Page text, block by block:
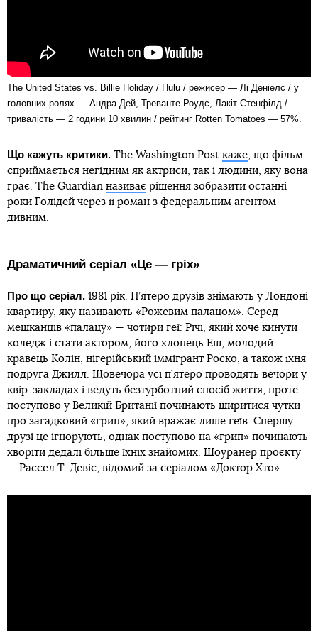
The United States vs. Billie Holiday / Hulu / режисер — Лі Деніелс / у
головних ролях — Андра Дей, Треванте Роудс, Лакіт Стенфілд /
тривалість — 2 години 10 хвилин / рейтинг Rotten Tomatoes — 57%.
Що кажуть критики. The Washington Post каже , що фільм
сприймається негідним як актриси, так і людини, яку вона
грає. The Guardian називає рішення зобразити останні
роки Голідей через її роман з федеральним агентом
дивним.
Драматичний серіал «Це — гріх»
Про що серіал. 1981 рік. П’ятеро друзів знімають у Лондоні
квартиру, яку називають «Рожевим палацом». Серед
мешканців «палацу» — чотири геї: Річі, який хоче кинути
коледж і стати актором, його хлопець Еш, молодий
кравець Колін, нігерійський іммігрант Роско, а також їхня
подруга Джилл. Щовечора усі п’ятеро проводять вечори у
квір-закладах і ведуть безтурботний спосіб життя, проте
поступово у Великій Британії починають ширитися чутки
про загадковий «грип», який вражає лише геїв. Спершу
друзі це ігнорують, однак поступово на «грип» починають
хворіти дедалі більше їхніх знайомих. Шоуранер проєкту
— Рассел Т. Девіс, відомий за серіалом «Доктор Хто».